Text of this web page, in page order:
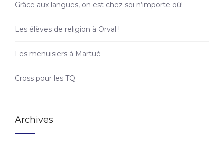
Grâce aux langues, on est chez soi n’importe où!
Les élèves de religion à Orval !
Les menuisiers à Martué
Cross pour les TQ
Archives